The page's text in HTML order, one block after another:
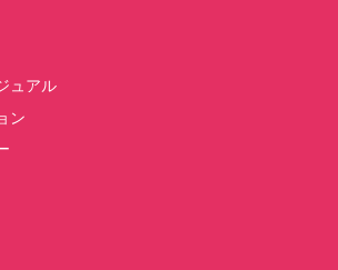
ュアル
ン